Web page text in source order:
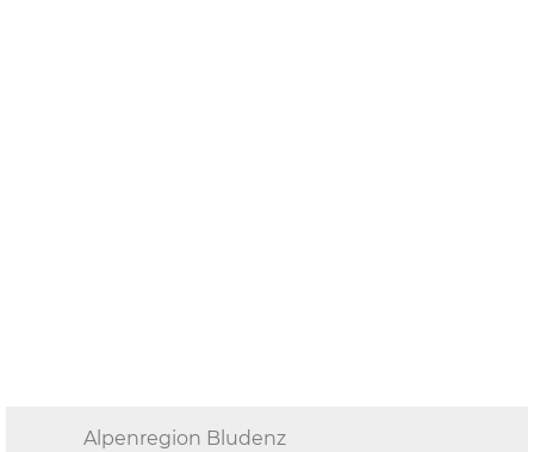
Alpenregion Bludenz